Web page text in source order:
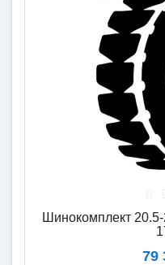
Шинокомплект
79